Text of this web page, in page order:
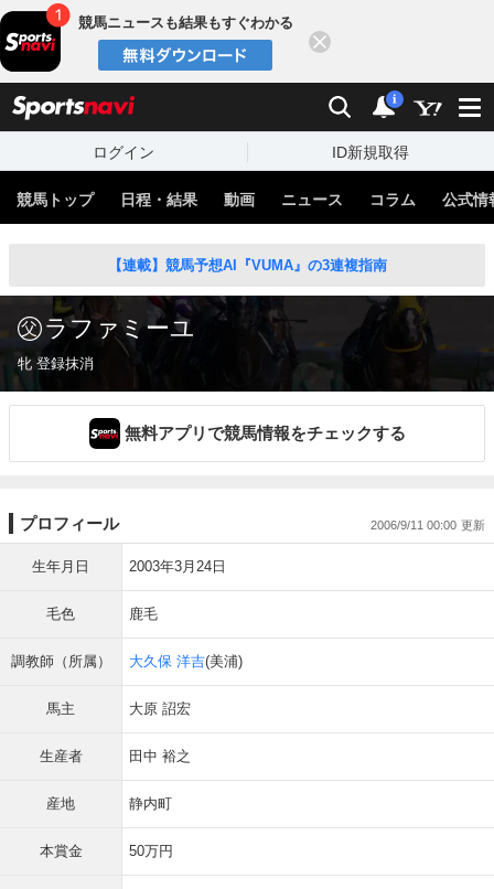
競馬ニュースも結果もすぐわかる
検索 通知
i
ログイン ID新規取得
競馬トップ 日程・結果 動画 ニュース コラム 公式情
【連載】競馬予想AI『VUMA』の3連複指南
ラファミーユ
牝 登録抹消
無料アプリで競馬情報をチェックする
プロフィール 2006/9/11 00:00
生年月日 2003年3月24日
毛色 鹿毛
調教師（所属） 大久保 洋吉(美浦)
馬主 大原 詔宏
生産者 田中 裕之
産地 静内町
本賞金 50万円